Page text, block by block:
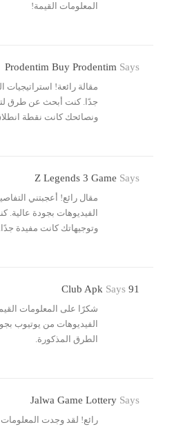
المعلومات القيمة!
Prodentim Buy Prodentim Says
مقالة رائعة! استراتيجيات
جدًا. كنت أبحث عن طرق
ونصائحك كانت نقطة
Z Legends 3 Game Says
مقال رائع! أعجبتني
الفيديوهات بجودة
وتوجيهاتك كانت مفيدة
91 Club Apk
Says
شكرًا على المعلومات
الفيديوهات من يوتيوب
الطرق المذكورة.
Jalwa Game Lottery Says
رائع! لقد وجدت